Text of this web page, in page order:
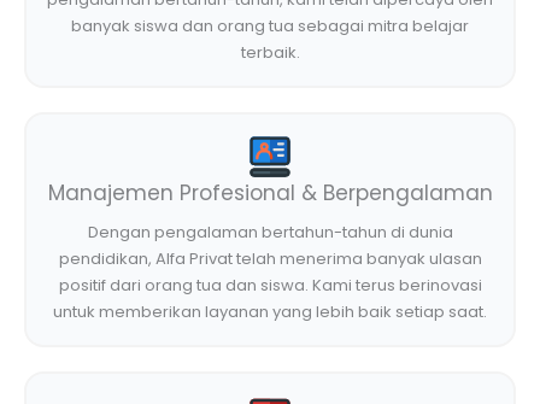
banyak siswa dan orang tua sebagai mitra belajar
terbaik.
Manajemen Profesional & Berpengalaman
Dengan pengalaman bertahun-tahun di dunia
pendidikan, Alfa Privat telah menerima banyak ulasan
positif dari orang tua dan siswa. Kami terus berinovasi
untuk memberikan layanan yang lebih baik setiap saat.